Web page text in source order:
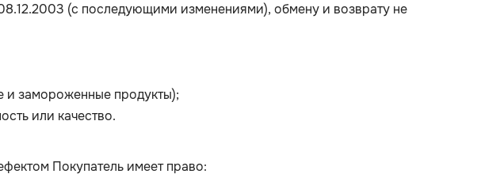
(с последующими изменениями), обмену и возврату не
и замороженные продукты);
или качество.
Покупатель имеет право: